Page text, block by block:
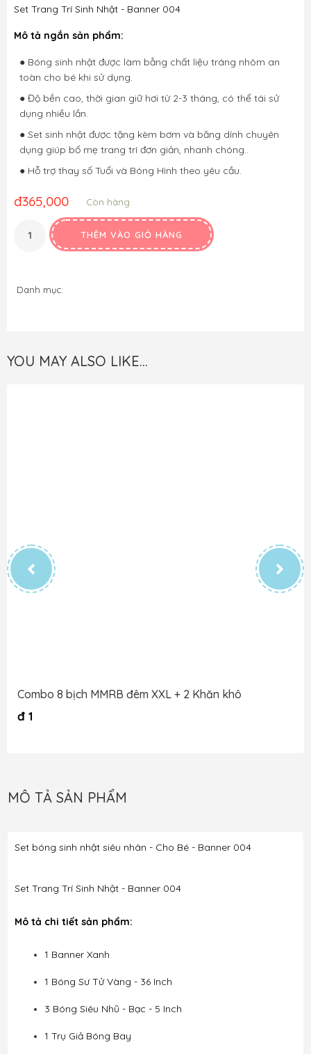
Set Trang Trí Sinh Nhật - Banner 004
Mô tả ngắn sản phẩm:
● Bóng sinh nhật được làm bằng chất liệu tráng nhôm an
toàn cho bé khi sử dụng.
● Độ bền cao, thời gian giữ hơi từ 2-3 tháng, có thể tái sử
dụng nhiều lần.
● Set sinh nhật được tặng kèm bơm và băng dính chuyên
dụng giúp bố mẹ trang trí đơn giản, nhanh chóng..
● Hỗ trợ thay số Tuổi và Bóng Hình theo yêu cầu.
đ365,000 Còn hàng
THÊM VÀO GIỎ HÀNG
Danh mục:
YOU MAY ALSO LIKE…
Combo 8 bịch MMRB đêm XXL + 2 Khăn khô
đ 1
MÔ TẢ SẢN PHẨM
Set bóng sinh nhật siêu nhân - Cho Bé - Banner 004
Set Trang Trí Sinh Nhật - Banner 004
Mô tả chi tiết sản phẩm:
1 Banner Xanh
1 Bóng Sư Tử Vàng - 36 Inch
3 Bóng Siêu Nhũ - Bạc - 5 Inch
1 Trụ Giả Bóng Bay